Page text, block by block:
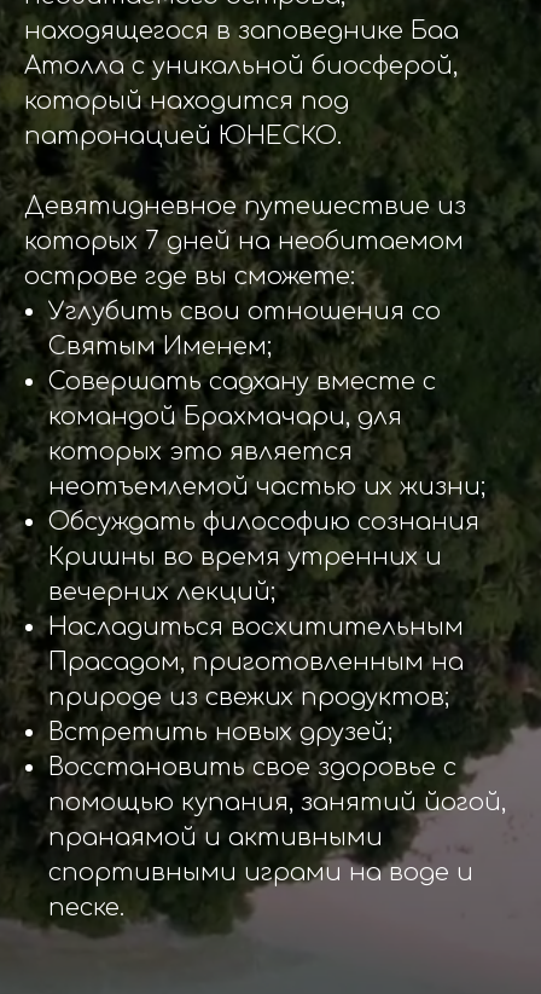
находящегося в заповеднике Баа
Атолла с уникальной биосферой,
который находится под
патронацией ЮНЕСКО.
Девятидневное путешествие из
которых 7 дней на необитаемом
острове где вы сможете:
Углубить свои отношения со
Святым Именем;
Совершать садхану вместе с
командой Брахмачари, для
которых это является
неотъемлемой частью их жизни;
Обсуждать философию сознания
Кришны во время утренних и
вечерних лекций;
Насладиться восхитительным
Прасадом, приготовленным на
природе из свежих продуктов;
Встретить новых друзей;
Восстановить свое здоровье с
помощью купания, занятий йогой,
пранаямой и активными
спортивными играми на воде и
песке.